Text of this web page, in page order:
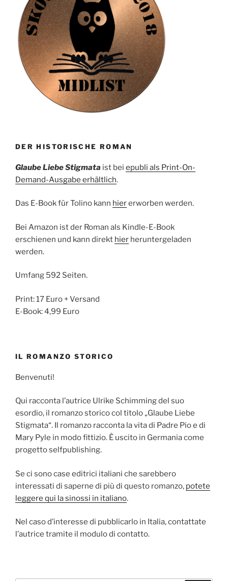
DER HISTORISCHE ROMAN
Glaube Liebe Stigmata ist bei epubli als Print-On-
Demand-Ausgabe erhältlich.
Das E-Book für Tolino kann hiererworben werden.
Bei Amazon ist der Roman als Kindle-E-Book
erschienen und kann direkt hier heruntergeladen
werden.
Umfang 592 Seiten.
Print: 17 Euro + Versand
E-Book: 4,99 Euro
IL ROMANZO STORICO
Benvenuti!
Qui racconta l’autrice Ulrike Schimming del suo
esordio, il romanzo storico col titolo „Glaube Liebe
Stigmata“. Il romanzo racconta la vita di Padre Pio e di
Mary Pyle in modo fittizio. È uscito in Germania come
progetto selfpublishing.
Se ci sono case editrici italiani che sarebbero
interessati di saperne di più di questo romanzo, potete
leggere qui la sinossi in italiano.
Nel caso d’interesse di pubblicarlo in Italia, contattate
l’autrice tramite il modulo di contatto.